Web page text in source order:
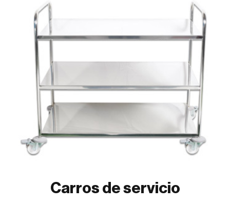
Carros de servicio